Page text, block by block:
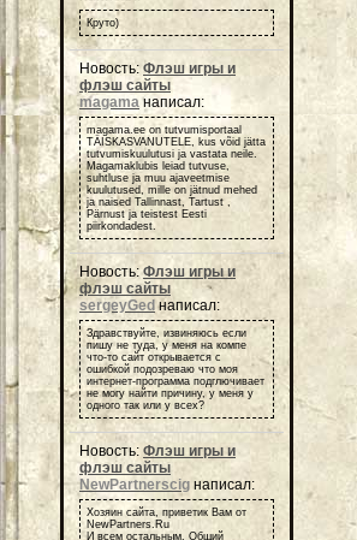
Круто)
Новость: Флэш игры и
флэш сайты
magamaнаписал:
magama.ee on tutvumisportaal
TÄISKASVANUTELE, kus võid jätta
tutvumiskuulutusi ja vastata neile.
Magamaklubis leiad tutvuse,
suhtluse ja muu ajaveetmise
kuulutused, mille on jätnud mehed
ja naised Tallinnast, Tartust ,
Pärnust ja teistest Eesti
piirkondadest.
Новость:Флэш игры и
флэш сайты
sergeyGed написал:
Здравствуйте, извиняюсь если
пишу не туда, у меня на компе
что-то сайт открывается с
ошибкой подозреваю что моя
интернет-программа подглючивает
не могу найти причину, у меня у
одного так или у всех?
Новость: Флэш игры и
флэш сайты
NewPartnerscig написал:
Хозяин сайта, приветик Вам от
NewPartners.Ru
И всем остальным, Общий